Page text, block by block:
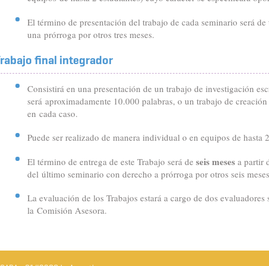
El término de presentación del trabajo de cada seminario será de
una prórroga por otros tres meses.
final integrador
Consistirá en una presentación de un trabajo de investigación
será aproximadamente 10.000 palabras, o un trabajo de
en cada caso.
Puede ser realizado de manera individual o en equipos de hasta
El término de entrega de este Trabajo será de seis meses a partir
del último seminario con derecho a prórroga por otros seis
La evaluación de los Trabajos estará a cargo de dos evaluadores
la Comisión Asesora.